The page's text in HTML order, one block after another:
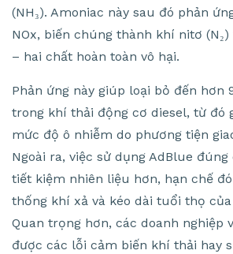
(NH₃). Amoniac này sau đó phản
NOx, biến chúng thành khí nitơ (N₂)
– hai chất hoàn toàn vô hại.
Phản ứng này giúp loại bỏ đến hơn
trong khí thải động cơ diesel, từ đó
mức độ ô nhiễm do phương tiện
Ngoài ra, việc sử dụng AdBlue
tiết kiệm nhiên liệu hơn, hạn chế
thống khí xả và kéo dài tuổi thọ của
Quan trọng hơn, các doanh nghiệp
được các lỗi cảm biến khí thải hay